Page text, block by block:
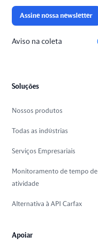
Assine nossa newsletter
Aviso na coleta
Soluções
Nossos produtos
Todas as indústrias
Serviços Empresariais
Monitoramento de tempo de
atividade
Alternativa à API Carfax
Apoiar